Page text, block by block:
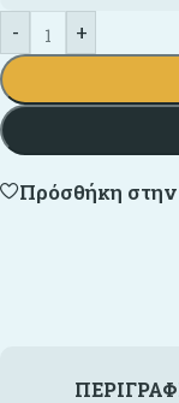
-
+
Πρόσθήκη στην